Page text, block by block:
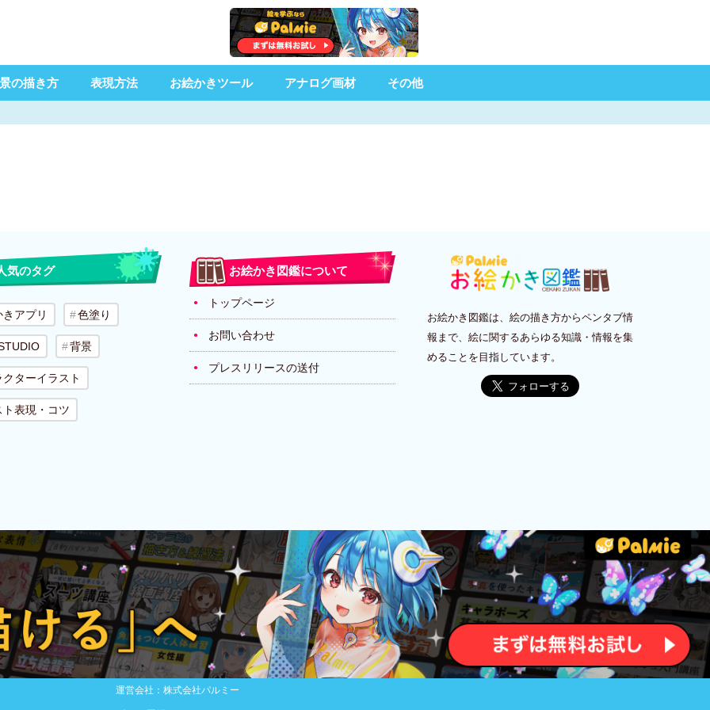
の描き方 表現方法 お絵かきツール アナログ画材 その他
気のタグ
アプリ 色塗り
背景
ターイラスト
ト表現・コツ
お絵かき図鑑について
トップページ
お問い合わせ
プレスリリースの送付
お絵かき図鑑は、絵の描き方からペンタブ情
報まで、絵に関するあらゆる知識・情報を集
めることを目指しています。
運営会社：株式会社パルミー